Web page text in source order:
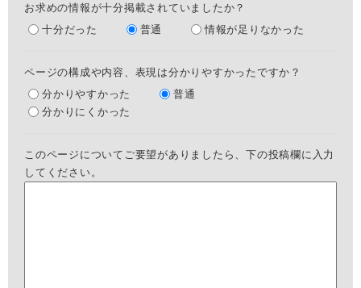
お求めの情報が十分掲載されていましたか？
十分だった
普通 情報が足りなかった
ページの構成や内容、表現は分かりやすかったですか？
分かりやすかった
普通
分かりにくかった
このページについてご要望がありましたら、下の投稿欄に入力
してください。